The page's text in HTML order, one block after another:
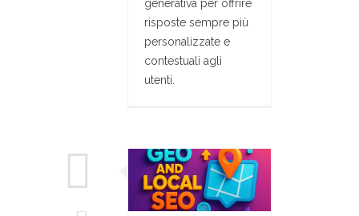
generativa per offrire
risposte sempre più
personalizzate e
contestuali agli
utenti.